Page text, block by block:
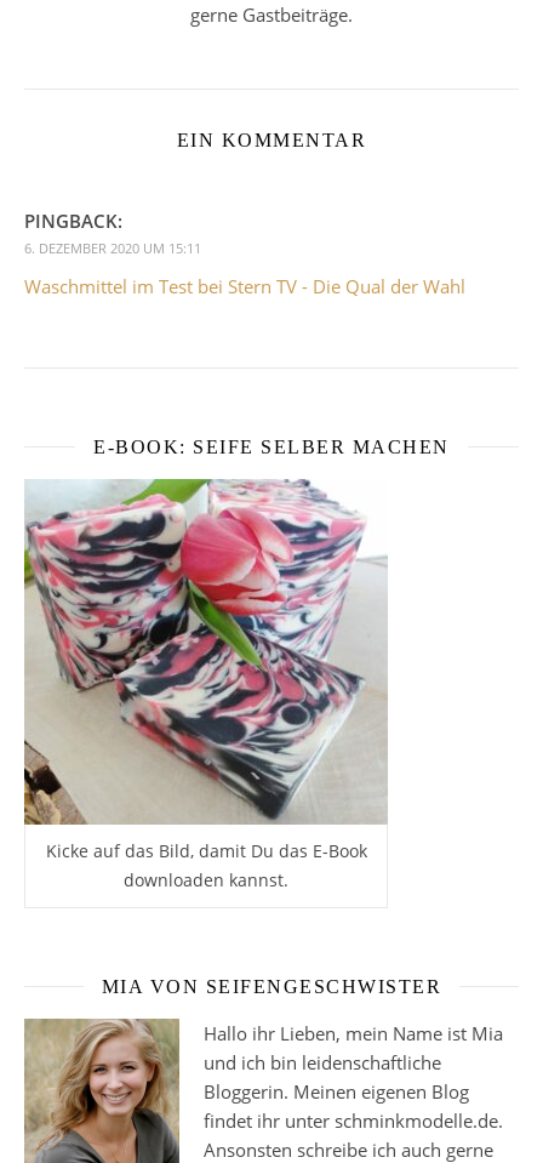
gerne Gastbeiträge.
EIN KOMMENTAR
PINGBACK:
6. DEZEMBER 2020 UM 15:11
Waschmittel im Test bei Stern TV - Die Qual der Wahl
E-BOOK: SEIFE SELBER MACHEN
Kicke auf das Bild, damit Du das E-Book
downloaden kannst.
MIA VON SEIFENGESCHWISTER
Hallo ihr Lieben, mein Name ist Mia
und ich bin leidenschaftliche
Bloggerin. Meinen eigenen Blog
findet ihr unter schminkmodelle.de.
Ansonsten schreibe ich auch gerne